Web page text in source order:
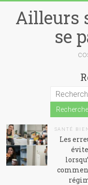
contentAilleurs
se
SANTÉ
Les